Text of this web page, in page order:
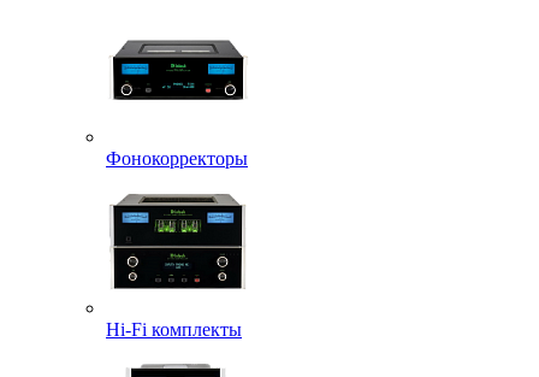
Фонокорректоры
Hi-Fi комплекты